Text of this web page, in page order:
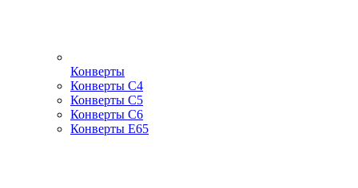
Конверты
Конверты С4
Конверты С5
Конверты С6
Конверты Е65